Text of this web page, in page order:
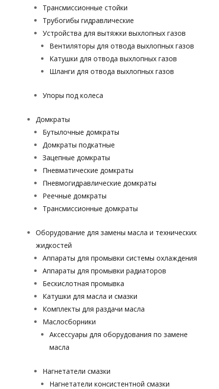
Трансмиссионные стойки
Трубогибы гидравлические
Устройства для вытяжки выхлопных газов
Вентиляторы для отвода выхлопных газов
Катушки для отвода выхлопных газов
Шланги для отвода выхлопных газов
Упоры под колеса
Домкраты
Бутылочные домкраты
Домкраты подкатные
Зацепные домкраты
Пневматические домкраты
Пневмогидравлические домкраты
Реечные домкраты
Трансмиссионные домкраты
Оборудование для замены масла и технических
жидкостей
Аппараты для промывки системы охлаждения
Аппараты для промывки радиаторов
Бескислотная промывка
Катушки для масла и смазки
Комплекты для раздачи масла
Маслосборники
Аксессуары для оборудования по замене
масла
Нагнетатели смазки
Нагнетатели консистентной смазки